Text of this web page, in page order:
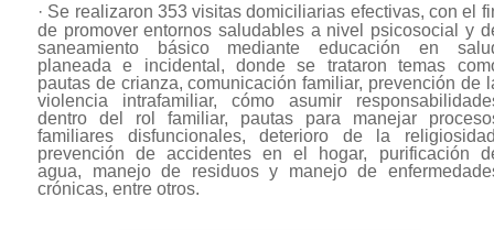
· Se realizaron 353 visitas domiciliarias efectivas, con el
de promover entornos saludables a nivel psicosocial y
saneamiento básico mediante educación en
planeada e incidental, donde se trataron temas
pautas de crianza, comunicación familiar, prevención de
violencia intrafamiliar, cómo asumir
dentro del rol familiar, pautas para manejar
familiares disfuncionales, deterioro de la
prevención de accidentes en el hogar, purificación
agua, manejo de residuos y manejo de
crónicas, entre otros.